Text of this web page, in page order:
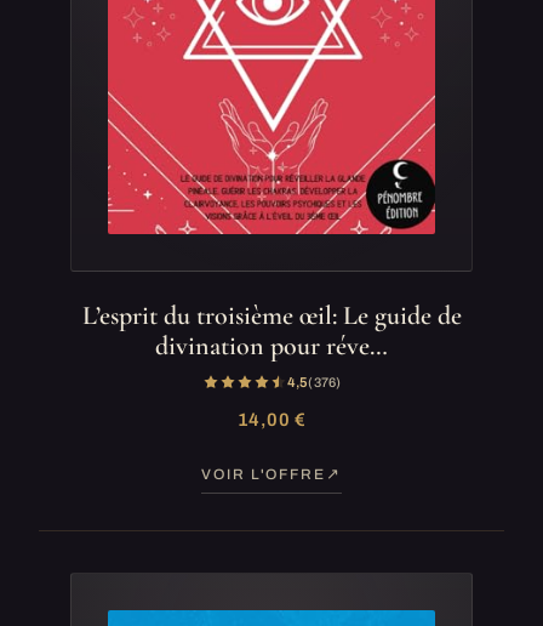
L’esprit du troisième œil: Le guide de
divination pour réve…
4,5(376)
14,00 €
VOIR L'OFFRE